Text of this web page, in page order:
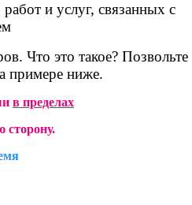
и услуг, связанных с
Что это такое? Позвольте
примере ниже.
в пределах
сторону.